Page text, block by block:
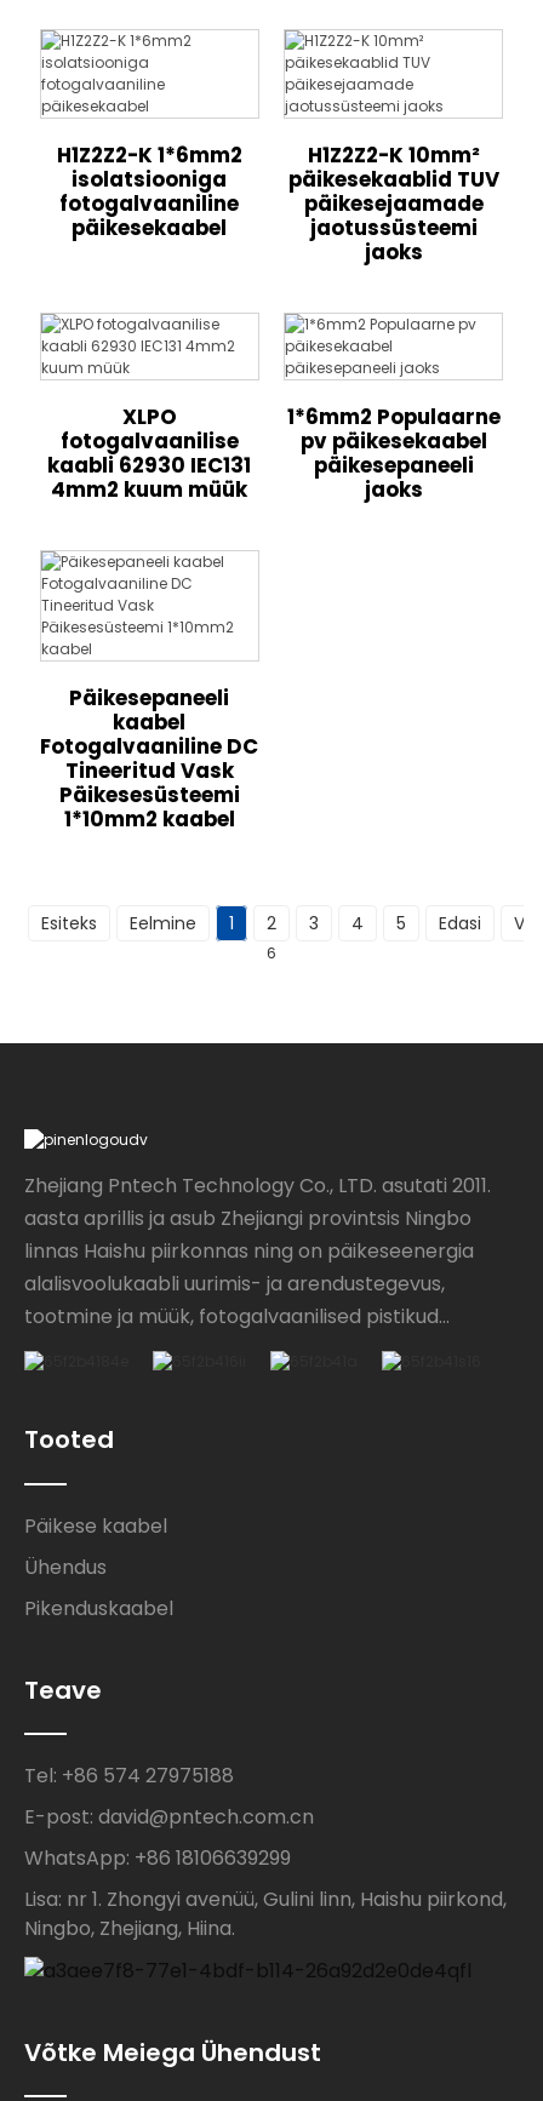
H1Z2Z2-K 1*6mm2
isolatsiooniga
fotogalvaaniline
päikesekaabel
H1Z2Z2-K 10mm²
päikesekaablid TUV
päikesejaamade
jaotussüsteemi
jaoks
XLPO
fotogalvaanilise
kaabli 62930 IEC131
4mm2 kuum müük
1*6mm2 Populaarne
pv päikesekaabel
päikesepaneeli
jaoks
Päikesepaneeli
kaabel
Fotogalvaaniline DC
Tineeritud Vask
Päikesesüsteemi
1*10mm2 kaabel
Esiteks Eelmine 1 2 3 4 5 Edasi
6
Zhejiang Pntech Technology Co., LTD. asutati 2011.
aasta aprillis ja asub Zhejiangi provintsis Ningbo
linnas Haishu piirkonnas ning on päikeseenergia
alalisvoolukaabli uurimis- ja arendustegevus,
tootmine ja müük, fotogalvaanilised pistikud...
Tooted
Päikese kaabel
Ühendus
Pikenduskaabel
Teave
Tel: +86 574 27975188
E-post: david@pntech.com.cn
WhatsApp: +86 18106639299
Lisa: nr 1. Zhongyi avenüü, Gulini linn, Haishu piirkond,
Ningbo, Zhejiang, Hiina.
Võtke Meiega Ühendust